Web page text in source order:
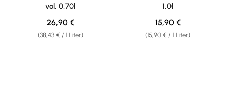
vol. 0,70l
(38,43 € / 1 Liter)
Regulärer Preis:
26,90 €
1,0l
(15,90 € / 1 Liter)
Regulärer Preis:
15,90 €